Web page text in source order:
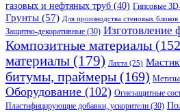
газовых и нефтяных труб (40) Гипсовые
Грунты (57) Для производства стеновых блоков
Защитно-декоративные (30) Изготовление
Композитные материалы
материалы (179) Лахта (25)
битумы, праймеры (169)
Оборудование (102) Огнезащитные
Пластифицирующие добавки, ускорители (30)